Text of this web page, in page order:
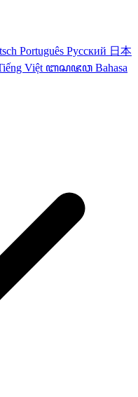
Português Русский 日本
Việt ꦧꦱꦗꦮ Bahasa